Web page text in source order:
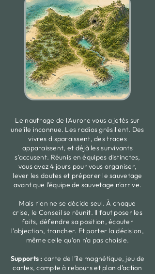
Le naufrage de l'Aurore vous a jetés sur
une île inconnue. Les radios grésillent. Des
vivres disparaissent, des traces
apparaissent, et déjà les survivants
s'accusent. Réunis en équipes distinctes,
vous avez 4 jours pour vous organiser,
lever les doutes et préparer le sauvetage
avant que l'équipe de sauvetage n'arrive.
Mais rien ne se décide seul. À chaque
crise, le Conseil se réunit. Il faut poser les
faits, défendre sa position, écouter
l'objection, trancher. Et porter la décision,
même celle qu'on n'a pas choisie.
Supports : carte de l'île magnétique, jeu de
cartes, compte à rebours et plan d'action